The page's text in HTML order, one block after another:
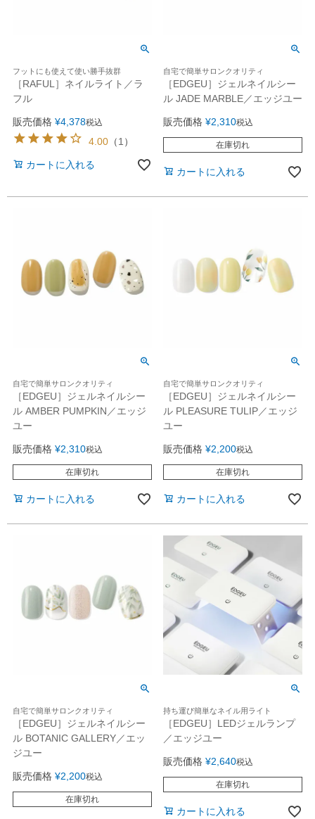
フットにも使えて使い勝手抜群
［RAFUL］ネイルライト／ラ
フル
販売価格 ¥4,378税込
4.00 （1 ）
カートに入れる
自宅で簡単サロンクオリティ
［EDGEU］ジェルネイルシー
ル JADE MARBLE／エッジユー
販売価格 ¥2,310税込
在庫切れ
カートに入れる
自宅で簡単サロンクオリティ
［EDGEU］ジェルネイルシー
ル AMBER PUMPKIN／エッジ
ユー
販売価格 ¥2,310税込
在庫切れ
カートに入れる
自宅で簡単サロンクオリティ
［EDGEU］ジェルネイルシー
ル PLEASURE TULIP／エッジ
ユー
販売価格 ¥2,200税込
在庫切れ
カートに入れる
自宅で簡単サロンクオリティ
［EDGEU］ジェルネイルシー
ル BOTANIC GALLERY／エッ
ジユー
販売価格 ¥2,200税込
在庫切れ
持ち運び簡単なネイル用ライト
［EDGEU］LEDジェルランプ
／エッジユー
販売価格 ¥2,640税込
在庫切れ
カートに入れる